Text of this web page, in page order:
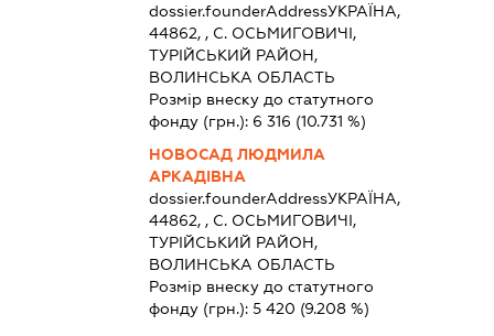
dossier.founderAddressУКРАЇНА,
44862, , С. ОСЬМИГОВИЧІ,
ТУРІЙСЬКИЙ РАЙОН,
ВОЛИНСЬКА ОБЛАСТЬ
Розмір внеску до статутного
фонду (грн.): 6 316 (10.731 %)
НОВОСАД ЛЮДМИЛА
АРКАДІВНА
dossier.founderAddressУКРАЇНА,
44862, , С. ОСЬМИГОВИЧІ,
ТУРІЙСЬКИЙ РАЙОН,
ВОЛИНСЬКА ОБЛАСТЬ
Розмір внеску до статутного
фонду (грн.): 5 420 (9.208 %)